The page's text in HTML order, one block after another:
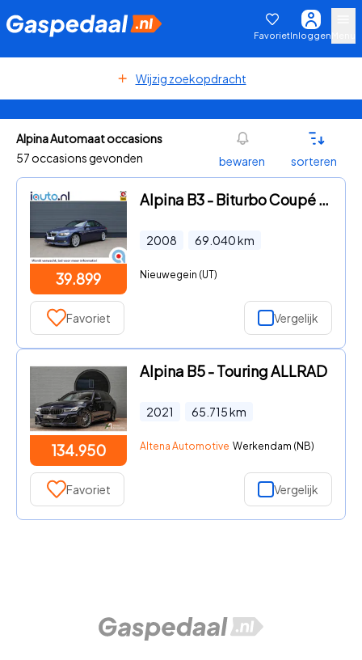
FavorietInloggen
Wijzig zoekopdracht
Alpina Automaat occasions
57 occasions gevonden
bewaren sorteren
39.899
Alpina B3 - Biturbo Coupé Lage kilometerstand/Leder/CC/Alpina blau/PDC/K
2008 69.040km
Nieuwegein (UT)
Favoriet Vergelijk
134.950
Alpina B5 - Touring ALLRAD
2021 65.715km
Altena Automotive Werkendam (NB)
Favoriet Vergelijk